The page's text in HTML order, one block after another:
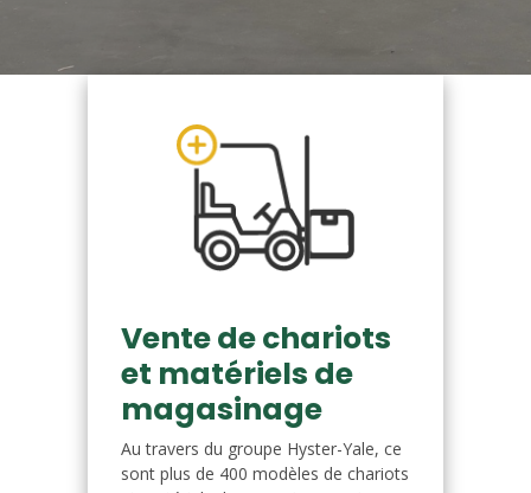
Vente de chariots
et matériels de
magasinage
Au travers du groupe Hyster-Yale, ce
sont plus de 400 modèles de chariots